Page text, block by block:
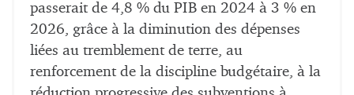
passerait de 4,8 % du PIB en 2024 à 3 % en
2026, grâce à la diminution des dépenses
liées au tremblement de terre, au
renforcement de la discipline budgétaire, à la